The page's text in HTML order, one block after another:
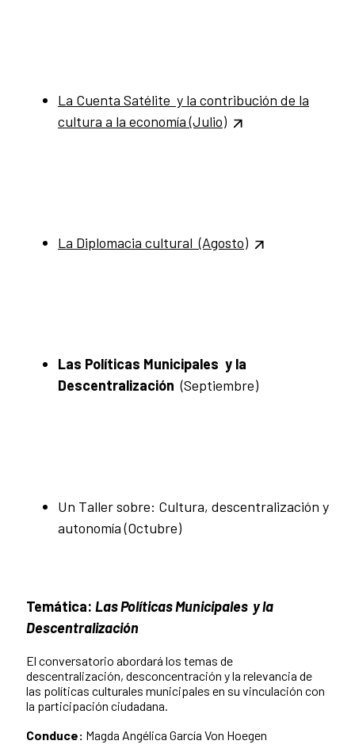
La Cuenta Satélite y la contribución de la
cultura a la economía (Julio)
La Diplomacia cultural (Agosto)
Las Políticas Municipales y la
Descentralización (Septiembre)
Un Taller sobre: Cultura, descentralización y
autonomía (Octubre)
Temática: Las Políticas Municipales y la
Descentralización
El conversatorio abordará los temas de
descentralización, desconcentración y la relevancia de
las políticas culturales municipales en su vinculación con
la participación ciudadana.
Conduce: Magda Angélica García Von Hoegen